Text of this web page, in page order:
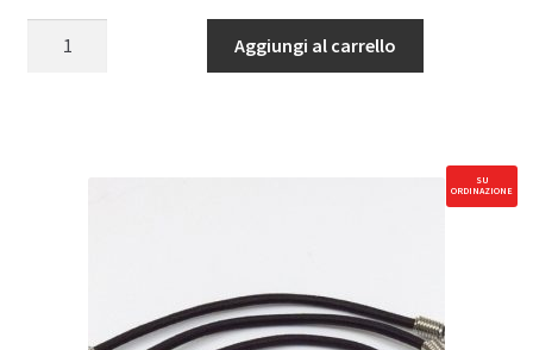
Aggiungi al carrello
SU
ORDINAZIONE